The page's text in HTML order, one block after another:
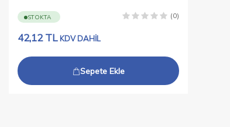
STOKTA (0)
42,12TL KDV DAHİL
Sepete Ekle